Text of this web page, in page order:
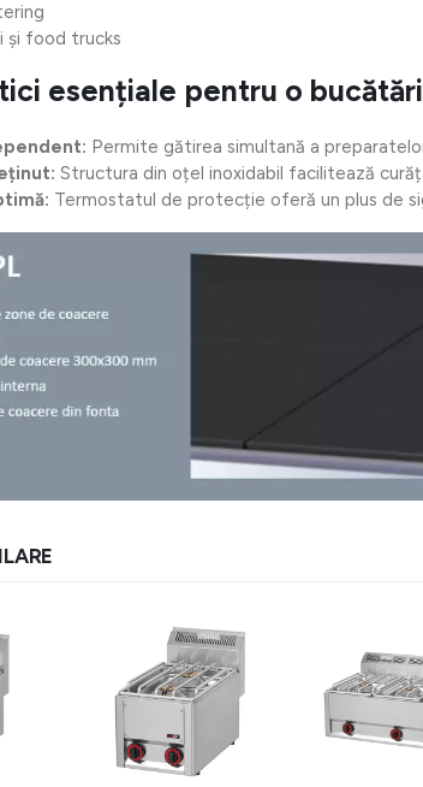
și food trucks
esențiale pentru o
Permite gătirea simultană a
Structura din oțel inoxidabil facilitează
Termostatul de protecție oferă un plus de